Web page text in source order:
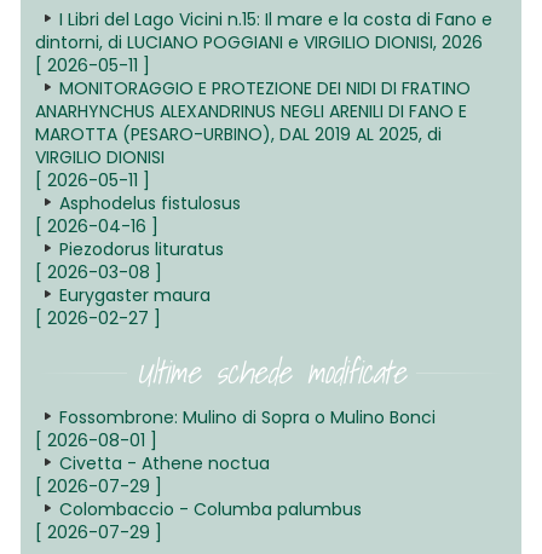
I Libri del Lago Vicini n.15: Il mare e la costa di Fano e
dintorni, di LUCIANO POGGIANI e VIRGILIO DIONISI, 2026
[ 2026-05-11 ]
MONITORAGGIO E PROTEZIONE DEI NIDI DI FRATINO
ANARHYNCHUS ALEXANDRINUS NEGLI ARENILI DI FANO E
MAROTTA (PESARO-URBINO), DAL 2019 AL 2025, di
VIRGILIO DIONISI
[ 2026-05-11 ]
Asphodelus fistulosus
[ 2026-04-16 ]
Piezodorus lituratus
[ 2026-03-08 ]
Eurygaster maura
[ 2026-02-27 ]
Ultime schede modificate
Fossombrone: Mulino di Sopra o Mulino Bonci
[ 2026-08-01 ]
Civetta - Athene noctua
[ 2026-07-29 ]
Colombaccio - Columba palumbus
[ 2026-07-29 ]